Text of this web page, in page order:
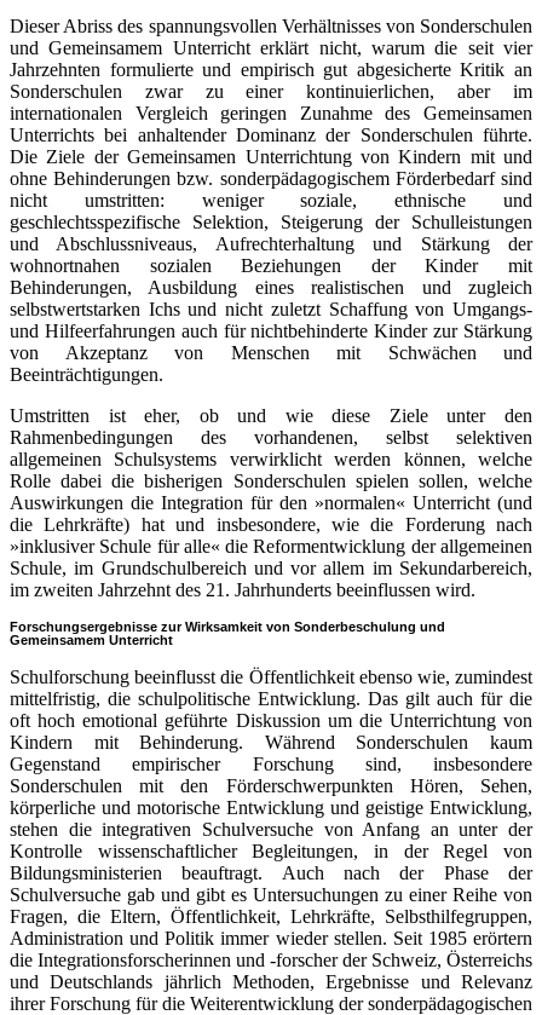
Dieser Abriss des spannungsvollen Verhältnisses von Sonderschulen
und Gemeinsamem Unterricht erklärt nicht, warum die seit vier
Jahrzehnten formulierte und empirisch gut abgesicherte Kritik an
Sonderschulen zwar zu einer kontinuierlichen, aber im
internationalen Vergleich geringen Zunahme des Gemeinsamen
Unterrichts bei anhaltender Dominanz der Sonderschulen führte.
Die Ziele der Gemeinsamen Unterrichtung von Kindern mit und
ohne Behinderungen bzw. sonderpädagogischem Förderbedarf sind
nicht umstritten: weniger soziale, ethnische und
geschlechtsspezifische Selektion, Steigerung der Schulleistungen
und Abschlussniveaus, Aufrechterhaltung und Stärkung der
wohnortnahen sozialen Beziehungen der Kinder mit
Behinderungen, Ausbildung eines realistischen und zugleich
selbstwertstarken Ichs und nicht zuletzt Schaffung von Umgangs-
und Hilfeerfahrungen auch für nichtbehinderte Kinder zur Stärkung
von Akzeptanz von Menschen mit Schwächen und
Beeinträchtigungen.
Umstritten ist eher, ob und wie diese Ziele unter den
Rahmenbedingungen des vorhandenen, selbst selektiven
allgemeinen Schulsystems verwirklicht werden können, welche
Rolle dabei die bisherigen Sonderschulen spielen sollen, welche
Auswirkungen die Integration für den »normalen« Unterricht (und
die Lehrkräfte) hat und insbesondere, wie die Forderung nach
»inklusiver Schule für alle« die Reformentwicklung der allgemeinen
Schule, im Grundschulbereich und vor allem im Sekundarbereich,
im zweiten Jahrzehnt des 21. Jahrhunderts beeinflussen wird.
Forschungsergebnisse zur Wirksamkeit von Sonderbeschulung und
Gemeinsamem Unterricht
Schulforschung beeinflusst die Öffentlichkeit ebenso wie, zumindest
mittelfristig, die schulpolitische Entwicklung. Das gilt auch für die
oft hoch emotional geführte Diskussion um die Unterrichtung von
Kindern mit Behinderung. Während Sonderschulen kaum
Gegenstand empirischer Forschung sind, insbesondere
Sonderschulen mit den Förderschwerpunkten Hören, Sehen,
körperliche und motorische Entwicklung und geistige Entwicklung,
stehen die integrativen Schulversuche von Anfang an unter der
Kontrolle wissenschaftlicher Begleitungen, in der Regel von
Bildungsministerien beauftragt. Auch nach der Phase der
Schulversuche gab und gibt es Untersuchungen zu einer Reihe von
Fragen, die Eltern, Öffentlichkeit, Lehrkräfte, Selbsthilfegruppen,
Administration und Politik immer wieder stellen. Seit 1985 erörtern
die Integrationsforscherinnen und -forscher der Schweiz, Österreichs
und Deutschlands jährlich Methoden, Ergebnisse und Relevanz
ihrer Forschung für die Weiterentwicklung der sonderpädagogischen